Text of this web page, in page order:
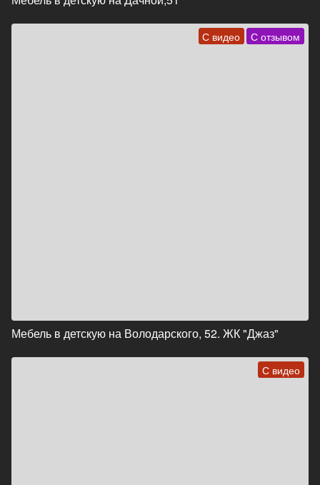
С видео С отзывом
Мебель в детскую на Володарского, 52. ЖК "Джаз"
С видео